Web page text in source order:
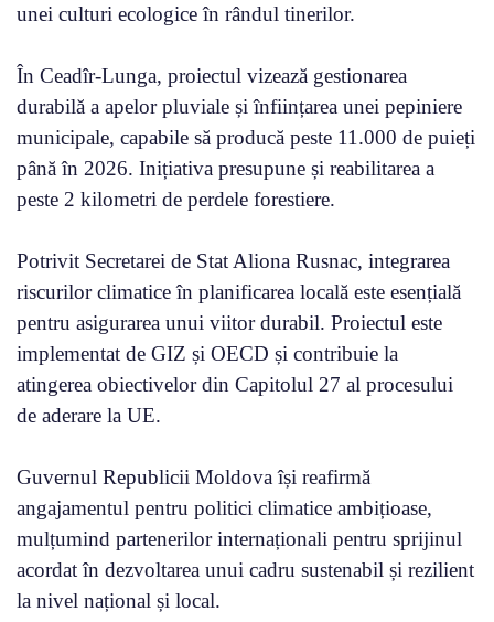
unei culturi ecologice în rândul tinerilor.
În Ceadîr-Lunga, proiectul vizează gestionarea
durabilă a apelor pluviale și înființarea unei pepiniere
municipale, capabile să producă peste 11.000 de puieți
până în 2026. Inițiativa presupune și reabilitarea a
peste 2 kilometri de perdele forestiere.
Potrivit Secretarei de Stat Aliona Rusnac, integrarea
riscurilor climatice în planificarea locală este esențială
pentru asigurarea unui viitor durabil. Proiectul este
implementat de GIZ și OECD și contribuie la
atingerea obiectivelor din Capitolul 27 al procesului
de aderare la UE.
Guvernul Republicii Moldova își reafirmă
angajamentul pentru politici climatice ambițioase,
mulțumind partenerilor internaționali pentru sprijinul
acordat în dezvoltarea unui cadru sustenabil și rezilient
la nivel național și local.